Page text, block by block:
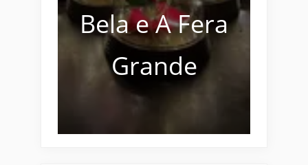
Bela e A Fera
Grande